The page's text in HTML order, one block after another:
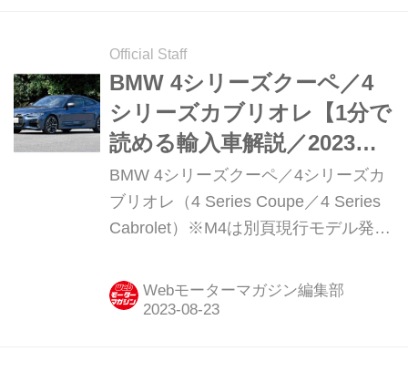
Official Staff
BMW 4シリーズクーペ／4
シリーズカブリオレ【1分で
読める輸入車解説／2023年
版】
BMW 4シリーズクーペ／4シリーズカ
ブリオレ（4 Series Coupe／4 Series
Cabrolet）※M4は別頁現行モデル発表
円〜1146万円
Webモーターマガジン編集部